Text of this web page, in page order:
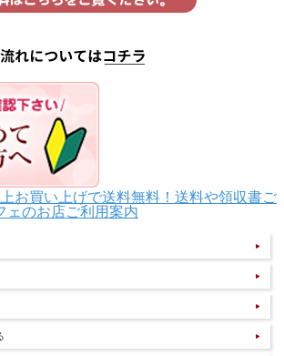
お買い上げで送料無料！送料や領収書ご
ェのお店ご利用案内